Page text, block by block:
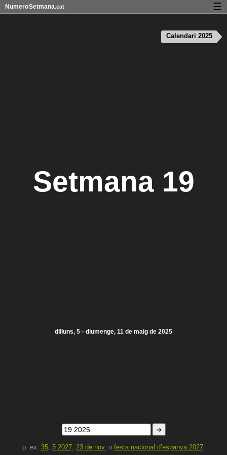
Setmana 19
dilluns, 5 – diumenge, 11 de maig de 2025
➜
p. ex. 35, 5 2027, 23 de nov. o festa nacional d’espanya 2027.
Calendari 2025
NumeroSetmana.cat ☰